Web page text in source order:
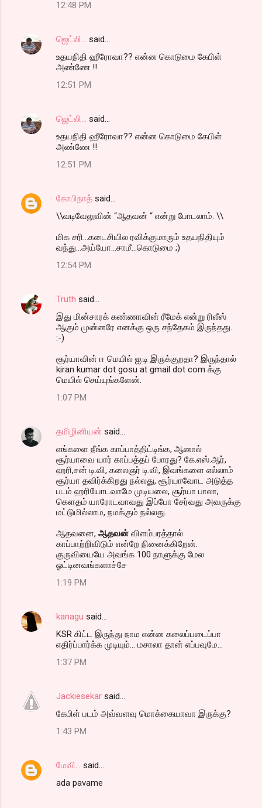
12:48 PM
ஜெட்லி... said…
உதயநிதி ஹீரோவா?? என்ன கொடுமை கேபிள்
அண்ணே !!
12:51 PM
ஜெட்லி... said…
உதயநிதி ஹீரோவா?? என்ன கொடுமை கேபிள்
அண்ணே !!
12:51 PM
கோபிநாத் said…
\\வடிவேலுவின் “ஆதவன் “ என்று போடலாம். \\
மிக சரி...கடைசியில ரவிக்குமாரும் உதயநிதியும்
வந்து...அய்யோ...சாமீ...கொடுமை ;)
12:54 PM
Truth said…
இது மின்சாரக் கண்ணாவின் ரீமேக் என்று ரிலீஸ்
ஆகும் முன்னரே எனக்கு ஒரு சந்தேகம் இருந்தது.
:-)
சூர்யாவின் ஈ மெயில் ஐ.டி இருக்குறதா? இருந்தால்
kiran kumar dot gosu at gmail dot com க்கு
மெயில் செய்யுங்களேன்.
1:07 PM
தமிழினியன் said…
எங்களை நீங்க காப்பாத்திட்டிங்க, ஆனால்
சூர்யாவை யார் காப்பத்தப் போரது? கே.எஸ்.ஆர்,
ஹரி,சன் டி.வி, கலைஞர் டி.வி, இவங்களை எல்லாம்
சூர்யா தவிர்க்கிறது நல்லது, சூர்யாவோட அடுத்த
படம் ஹரியோடவாமே முடியலை, சூர்யா பாலா,
கௌதம் யாரோடவாவது இப்போ சேர்வது அவருக்கு
மட்டுமில்லாம, நமக்கும் நல்லது.
ஆதவனை, ஆதவன் விளம்பரத்தால்
காப்பாற்றிவிடும் என்றே நினைக்கிறேன்.
குருவியையே அவங்க 100 நாளுக்கு மேல
ஓட்டினவங்களாச்சே
1:19 PM
kanagu said…
KSR கிட்ட இருந்து நாம என்ன கலைப்படைப்பா
எதிர்ப்பார்க்க முடியும்... மசாலா தான் எப்பவுமே...
1:37 PM
Jackiesekar said…
கேபிள் படம் அவ்வளவு மொக்கையாவா இருக்கு?
1:43 PM
மேவி... said…
ada pavame